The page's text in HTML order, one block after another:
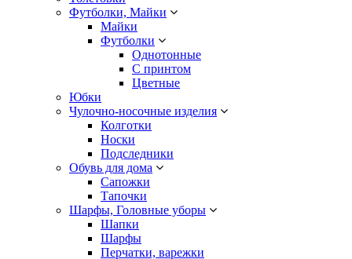
Футболки, Майки
Майки
Футболки
Однотонные
С принтом
Цветные
Юбки
Чулочно-носочные изделия
Колготки
Носки
Подследники
Обувь для дома
Сапожки
Тапочки
Шарфы, Головные уборы
Шапки
Шарфы
Перчатки, варежки